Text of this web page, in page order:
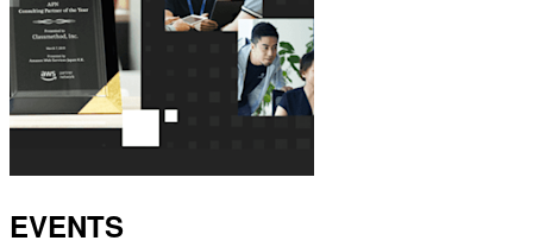
EVENTS